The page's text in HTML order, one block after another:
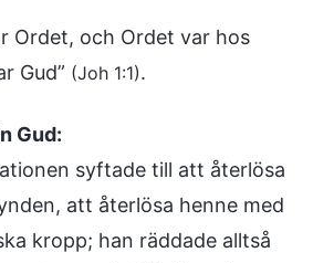
Ordet, och Ordet var hos
Gud” (Joh 1:1).
Gud:
syftade till att återlösa
att återlösa henne med
kropp; han räddade alltså